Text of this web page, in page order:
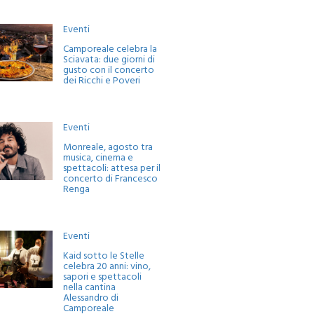
Eventi
Camporeale celebra la
Sciavata: due giorni di
gusto con il concerto
dei Ricchi e Poveri
Eventi
Monreale, agosto tra
musica, cinema e
spettacoli: attesa per il
concerto di Francesco
Renga
Eventi
Kaid sotto le Stelle
celebra 20 anni: vino,
sapori e spettacoli
nella cantina
Alessandro di
Camporeale